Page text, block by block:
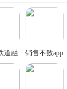
道融
台
销售不败app